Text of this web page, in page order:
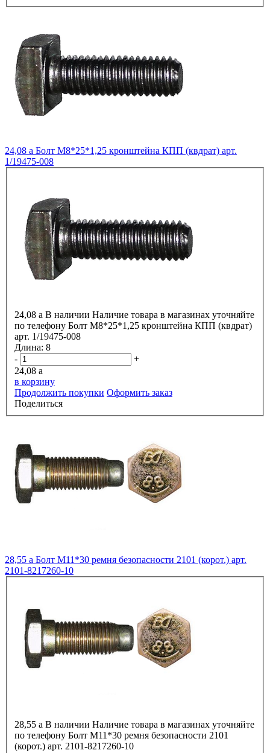
24,08 a Болт М8*25*1,25 кронштейна КПП (квдрат) арт.
1/19475-008
24,08 a В наличии Наличие товара в магазинах уточняйте
по телефону Болт М8*25*1,25 кронштейна КПП (квдрат)
арт. 1/19475-008
Длина: 8
-
+
24,08 a
в корзину
Продолжить покупки Оформить заказ
Поделиться
28,55 a Болт М11*30 ремня безопасности 2101 (корот.) арт.
2101-8217260-10
28,55 a В наличии Наличие товара в магазинах уточняйте
по телефону Болт М11*30 ремня безопасности 2101
(корот.) арт. 2101-8217260-10